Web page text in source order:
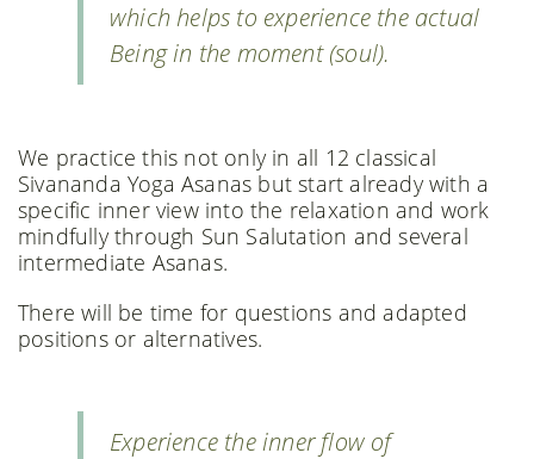
which helps to experience the actual
Being in the moment (soul).
We practice this not only in all 12 classical
Sivananda Yoga Asanas but start already with a
specific inner view into the relaxation and work
mindfully through Sun Salutation and several
intermediate Asanas.
There will be time for questions and adapted
positions or alternatives.
Experience the inner flow of